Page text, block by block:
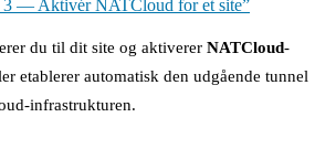
3 — Aktivér NATCloud for et site”
du til dit site og aktiverer NATCloud-
etablerer automatisk den udgående tunnel
infrastrukturen.